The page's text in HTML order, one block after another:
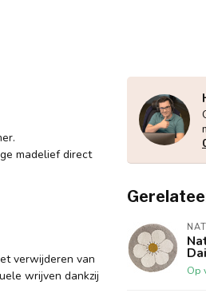
madelief direct
verwijderen van
wrijven dankzij
Op